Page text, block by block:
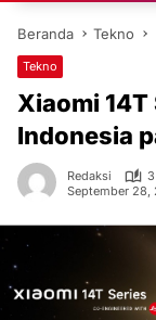
Beranda Tekno
Tekno
Xiaomi 14T
Indonesia
Redaksi
September 28,